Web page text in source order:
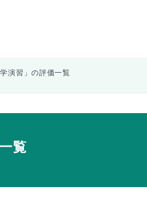
演習」の評価一覧
覧